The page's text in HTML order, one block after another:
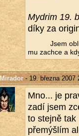
Mydrim 19.
díky za
Jsem
mu za­chce a
Mirador- 19. března 2007
Mno... je
za­dí jsem
to stej­ně tak
pře­mýš­lím